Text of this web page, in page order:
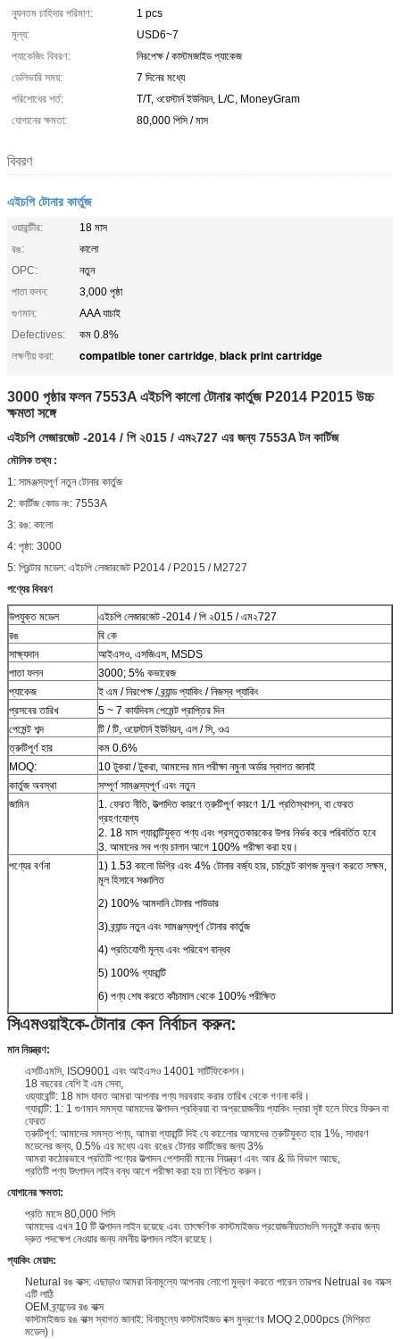
ন্যূনতম চাহিদার পরিমাণ:
1 pcs
মূল্য:
USD6~7
প্যাকেজিং বিবরণ:
নিরপেক্ষ / কাস্টমজাইড প্যাকেজ
ডেলিভারি সময়:
7 দিনের মধ্যে
পরিশোধের শর্ত:
T/T, ওয়েস্টার্ন ইউনিয়ন, L/C, MoneyGram
যোগানের ক্ষমতা:
80,000 পিসি / মাস
বিবরণ
এইচপি টোনার কার্তুজ
ওয়ারান্টীর:
18 মাস
রঙ:
কালো
OPC:
নতুন
পাতা ফলন:
3,000 পৃষ্ঠা
গুণমান:
AAA যাচাই
Defectives:
কম 0.8%
লক্ষণীয় করা:
compatible toner cartridge, black print cartridge
3000 পৃষ্ঠার ফলন 7553A এইচপি কালো টোনার কার্তুজ P2014 P2015 উচ্চ
ক্ষমতা সঙ্গে
এইচপি লেজারজেট -2014 / পি ২015 / এম২727 এর জন্য 7553A টন কার্টিজ
মৌলিক তথ্য :
1: সামঞ্জস্যপূর্ণ নতুন টোনার কার্তুজ
2: কার্টিজ কোড নং: 7553A
3: রঙ: কালো
4: পৃষ্ঠা: 3000
5: প্রিন্টার মডেল: এইচপি লেজারজেট P2014 / P2015 / M2727
পণ্যের বিবরণ
উপযুক্ত মডেল
এইচপি লেজারজেট -2014 / পি ২015 / এম২727
রঙ
বি কে
সাক্ষ্যদান
আইএসও, এসজিএস, MSDS
পাতা ফলন
3000; 5% কভারেজ
প্যাকেজ
ই এম / নিরপেক্ষ / ব্র্যান্ড প্যাকিং / নিজস্ব প্যাকিং
প্রসবের তারিখ
5 ~ 7 কার্যদিবস পেমেন্ট প্রাপ্তির দিন
পেমেন্ট শব্দ
টি / টি, ওয়েস্টার্ন ইউনিয়ন, এল / সি, ওএ
ত্রুটিপূর্ণ হার
কম 0.6%
MOQ:
10 টুকরা / টুকরা, আমাদের মান পরীক্ষা নমুনা অর্ডার স্বাগত জানাই
কার্তুজ অবস্থা
সম্পূর্ণ সামঞ্জস্যপূর্ণ এবং নতুন
জামিন
1. ফেরত নীতি, উত্পাদিত কারণে ত্রুটিপূর্ণ কারণে 1/1 প্রতিস্থাপন, বা ফেরত
গ্রহণযোগ্য
2. 18 মাস গ্যারান্টিযুক্ত পণ্য এবং প্রস্তুতকারকের উপর নির্ভর করে পরিবর্তিত হবে
3. আমাদের সব পণ্য চালান আগে 100% পরীক্ষা করা হয়।
পণ্যের বর্ণনা
1) 1.53 কালো ডিগ্রি এবং 4% টোনার বর্জ্য হার, চার্চমেন্ট কাগজ মুদ্রণ করতে সক্ষম,
মূল হিসাবে সঞ্চালিত
2) 100% আমদানি টোনার পাউডার
3) ব্র্যান্ড নতুন এবং সামঞ্জস্যপূর্ণ টোনার কার্তুজ
4) প্রতিযোগী মূল্য এবং পরিবেশ বান্ধব
5) 100% গ্যারান্টি
6) পণ্য শেষ করতে কাঁচামাল থেকে 100% পরীক্ষিত
সিএমওয়াইকে-টোনার কেন নির্বাচন করুন:
মান নিয়ন্ত্রণ:
এসটিএমসি, ISO9001 এবং আইএসও 14001 সার্টিফিকেশন।
18 বছরের বেশি ই এম সেবা,
ওয়্যারেন্টি: 18 মাস যাবত আমরা আপনার পণ্য সরবরাহ করার তারিখ থেকে গণনা করি।
গ্যারান্টি: 1: 1 গুণমান সমস্যা আমাদের উত্পাদন প্রক্রিয়া বা অপ্রয়োজনীয় প্যাকিং দ্বারা সৃষ্ট হলে ফিরে ফিরুন বা
ফেরত
ত্রুটিপূর্ণ: আমাদের সমস্ত পণ্য, আমরা গ্যারান্টি দিই যে কালোের আমাদের ত্রুটিযুক্ত হার 1%, সাধারণ
মডেলের জন্য, 0.5% এর মধ্যে এবং রঙের টোনার কার্টিজের জন্য 3%
আমরা কঠোরভাবে প্রতিটি পণ্যের উত্পাদন পেশাদারী মানের নিয়ন্ত্রণ এবং আর & ডি বিভাগ আছে,
প্রতিটি পণ্য উৎপাদন লাইন বন্ধ আগে পরীক্ষা করা হয় তা নিশ্চিত করুন।
যোগানের ক্ষমতা:
প্রতি মাসে 80,000 পিসি
আমাদের এখন 10 টি উত্পাদন লাইন রয়েছে এবং তাৎক্ষণিক কাস্টমাইজড প্রয়োজনীয়তাগুলি সন্তুষ্ট করার জন্য
দ্রুত পদক্ষেপ নেওয়ার জন্য নমনীয় উত্পাদন লাইন রয়েছে।
প্যাকিং মেয়াদ:
Netural রঙ বাক্স: এছাড়াও আমরা বিনামূল্যে আপনার লোগো মুদ্রণ করতে পারেন তারপর Netrual রঙ বাক্সে
এটি লাঠি
OEM ব্র্যান্ডের রঙ বাক্স
কাস্টমাইজড রঙ বাক্স স্বাগত জানাই: বিনামূল্যে কাস্টমাইজড বক্স মুদ্রণের MOQ 2,000pcs (মিশ্রিত
মডেল)।